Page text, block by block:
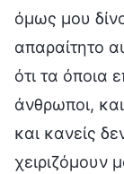
όμως μου
απαραίτητο
ότι τα όποια
άνθρωποι,
και κανείς
χειριζόμουν